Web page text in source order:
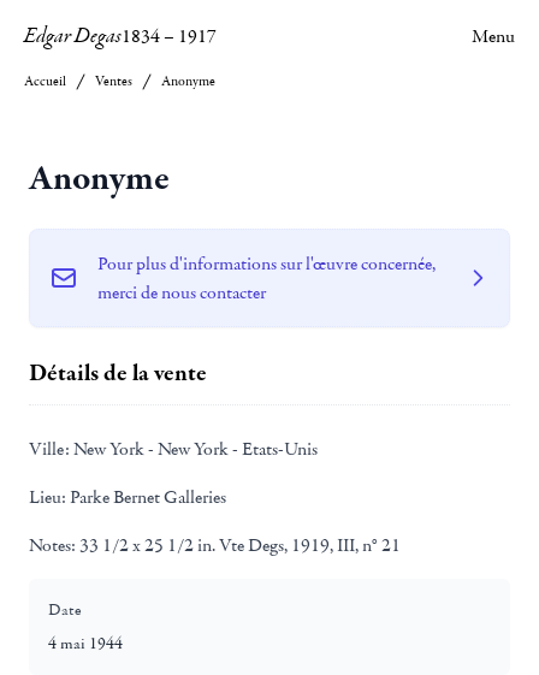
Edgar Degas1834– 1917 Menu
Accueil Ventes Anonyme
Anonyme
Pour plus d'informations sur l'œuvre concernée,
merci de nous contacter
Détails de la vente
Ville: New York - New York - Etats-Unis
Lieu: Parke Bernet Galleries
Notes: 33 1/2 x 25 1/2 in. Vte Degs, 1919, III, n° 21
Date
4 mai 1944